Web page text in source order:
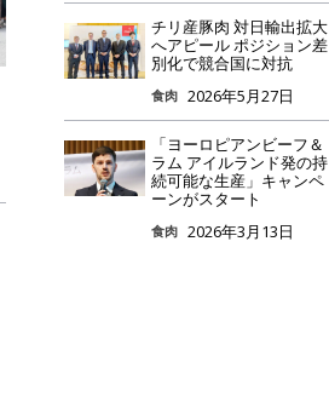
チリ産豚肉 対日輸出拡大
へアピール ポジション差
別化で競合国に対抗
食肉 2026年5月27日
「ヨーロピアンビーフ＆
ラム アイルランド発の持
続可能な生産」キャンペ
ーンがスタート
食肉 2026年3月13日